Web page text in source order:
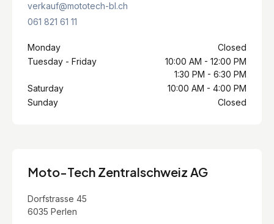
verkauf@mototech-bl.ch
061 821 61 11
Monday
Closed
Tuesday - Friday
10:00 AM - 12:00 PM
1:30 PM - 6:30 PM
Saturday
10:00 AM - 4:00 PM
Sunday
Closed
Moto-Tech Zentralschweiz AG
Dorfstrasse 45
6035 Perlen